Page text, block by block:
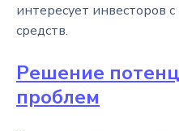
интересует инвесторов
средств.
Решение
проблем